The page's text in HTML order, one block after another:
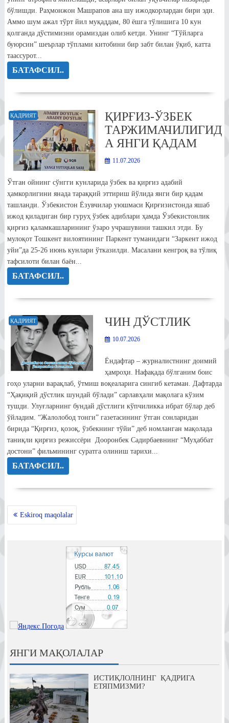
бўлишди. Раҳмонжон Машрапов ана шу ижодкорлардан бири эди.
Аммо шум ажал тўрт йил муқаддам, 80 ёшга тўлишига 10 кун
қолганда дўстимизни орамиздан олиб кетди. Унинг “Тўйларга
буюрсин” шеърлар тўплами китобини бир забт билан ўқиб, катта
таассурот...
БАТАФСИЛ..
ҚАДРИЯТ
ҚИРҒИЗ-ЎЗБЕК
ТАРЖИМАЧИЛИГИД
А ЯНГИ ҚАДАМ
11.07.2026
Ўтган ойнинг сўнгги кунларида ўзбек ва қирғиз адабий
ҳамкорлигини янада тараққий эттириш йўлида янги бир қадам
ташланди. Ўзбекистон Ёзувчилар уюшмаси Қирғизистонда яшаб
ижод қиладиган бир гуруҳ ўзбек адиблари ҳамда Ўзбекистонлик
қирғиз қаламкашларининг ўзаро учрашувини ташкил этди. Бу
мулоқот Тошкент вилоятининг Паркент туманидаги “Заркент ижод
уйи”да 25-26 июнь кунлари ўтказилди. Масалани кенгроқ ва тўлиқ
тафсилоти билан баён...
БАТАФСИЛ..
ҚАДРИЯТ ЧИН ДЎСТЛИК
10.07.2026
Ёндафтар – журналистнинг доимий
ҳамроҳи. Нафақада бўлганим боис
гоҳо уларни варақлаб, ўтмиш воқеаларига сингиб кетаман. Дафтарда
“Ҳақиқий дўстлик шундай бўлади” сарлавҳали мақолага кўзим
тушди. Улуғларнинг бундай дўстлиги кўпчиликка ибрат бўлар деб
ўйладим. “Жалолобод тонги” газетасининг ўтган сонларидан
бирида “Қирғиз, қозоқ, ўзбекнинг тўйи” деб номланган мақолада
таниқли қирғиз режиссёри Дооронбек Садирбаевнинг “Муҳаббат
достони” фильмининг суратга олиниш тарихи...
БАТАФСИЛ..
MAQOLALAR
BO‘YICHA
Eskiroq maqolalar
ЯНГИ МАҚОЛАЛАР
ИСТИҚЛОЛНИНГ ҚАДРИГА
ЕТЯПМИЗМИ?